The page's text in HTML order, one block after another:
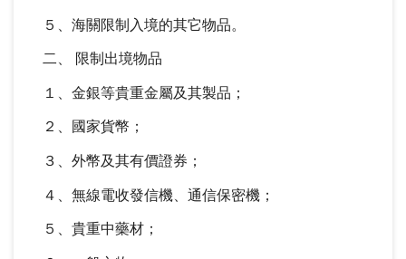
５、海關限制入境的其它物品。
二、 限制出境物品
１、金銀等貴重金屬及其製品；
２、國家貨幣；
３、外幣及其有價證券；
４、無線電收發信機、通信保密機；
５、貴重中藥材；